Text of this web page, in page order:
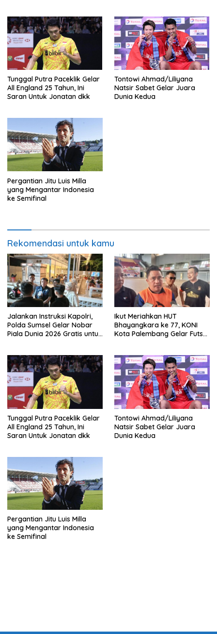
Tunggal Putra Paceklik Gelar
All England 25 Tahun, Ini
Saran Untuk Jonatan dkk
Tontowi Ahmad/Liliyana
Natsir Sabet Gelar Juara
Dunia Kedua
Pergantian Jitu Luis Milla
yang Mengantar Indonesia
ke Semifinal
Rekomendasi untuk kamu
Jalankan Instruksi Kapolri,
Polda Sumsel Gelar Nobar
Piala Dunia 2026 Gratis untuk
Ikut Meriahkan HUT
Bhayangkara ke 77, KONI
Kota Palembang Gelar Futsal
Tunggal Putra Paceklik Gelar
All England 25 Tahun, Ini
Saran Untuk Jonatan dkk
Tontowi Ahmad/Liliyana
Natsir Sabet Gelar Juara
Dunia Kedua
Pergantian Jitu Luis Milla
yang Mengantar Indonesia
ke Semifinal